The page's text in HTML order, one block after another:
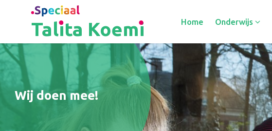
Talita Koemi Home Onderwijs
Wij doen mee!